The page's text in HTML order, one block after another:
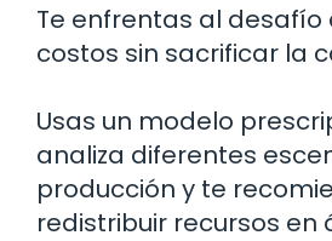
Te enfrentas al desafío
costos sin sacrificar la
Usas un modelo
analiza diferentes
producción y te
redistribuir recursos en